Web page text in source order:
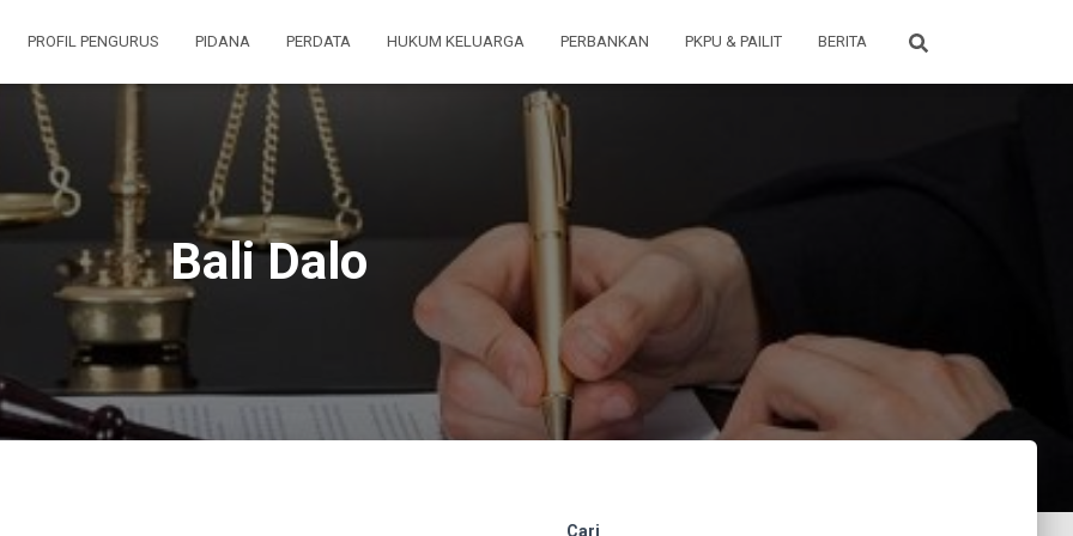
PROFIL PENGURUS PIDANA PERDATA HUKUM KELUARGA PERBANKAN PKPU & PAILIT BERITA
Bali Dalo
Cari